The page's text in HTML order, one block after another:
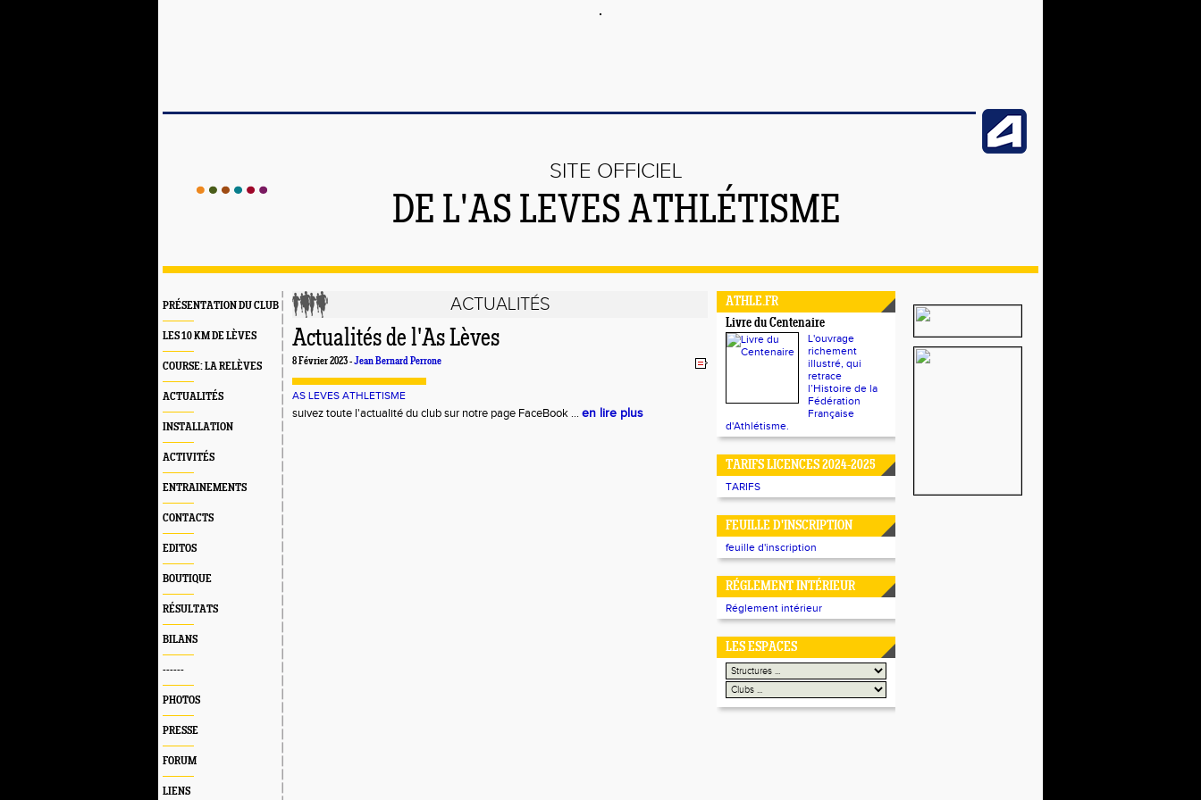
SITE OFFICIEL
DE L'AS LEVES ATHLÉTISME
PRÉSENTATION DU CLUB
LES 10 KM DE LÈVES
COURSE: LA RELÈVES
ACTUALITÉS
INSTALLATION
ACTIVITÉS
ENTRAINEMENTS
CONTACTS
EDITOS
BOUTIQUE
RÉSULTATS
BILANS
------
PHOTOS
PRESSE
FORUM
LIENS
ACTUALITÉS
Actualités de l'As Lèves
8 Février 2023 -Jean Bernard Perrone
AS LEVES ATHLETISME
suivez toute l'actualité du club sur notre page FaceBook ... en lire plus
ATHLE.FR
Livre du Centenaire
L'ouvrage
richement
illustré, qui
retrace
l’Histoire de la
Fédération
Française
d'Athlétisme.
TARIFS LICENCES 2024-2025
TARIFS
FEUILLE D'INSCRIPTION
feuille d'inscription
RÉGLEMENT INTÉRIEUR
Réglement intérieur
LES ESPACES